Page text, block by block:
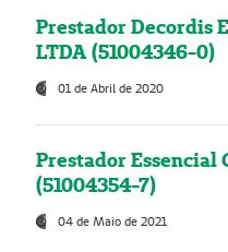
Prestador Decordis
LTDA (51004346-0)
01 de Abril de 2020
Prestador Essencial
(51004354-7)
04 de Maio de 2021